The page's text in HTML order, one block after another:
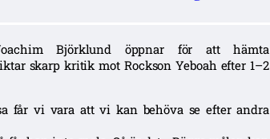
Björklund öppnar för att hämta
skarp kritik mot Rockson Yeboah efter 1–2
får vi vara att vi kan behöva se efter andra